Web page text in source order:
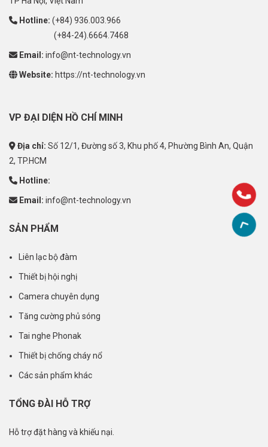
Hotline: (+84) 936.003.966
(+84-24).6664.7468
Email: info@nt-technology.vn
Website: https://nt-technology.vn
VP ĐẠI DIỆN HỒ CHÍ MINH
Địa chỉ: Số 12/1, Đường số 3, Khu phố 4, Phường Bình An, Quận
2, TP.HCM
Hotline:
Email: info@nt-technology.vn
SẢN PHẨM
Liên lạc bộ đàm
Thiết bị hội nghị
Camera chuyên dụng
Tăng cường phủ sóng
Tai nghe Phonak
Thiết bị chống cháy nổ
Các sản phẩm khác
TỔNG ĐÀI HỖ TRỢ
Hỗ trợ đặt hàng và khiếu nại.